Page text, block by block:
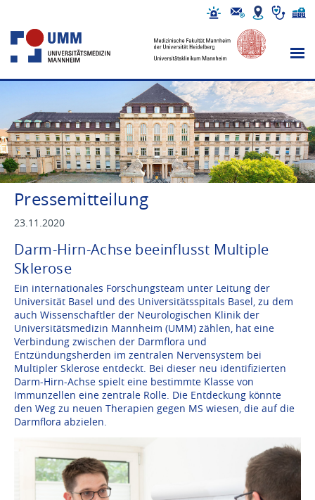
Pressemitteilung
23.11.2020
Darm-Hirn-Achse beeinflusst Multiple
Sklerose
Ein internationales Forschungsteam unter Leitung der
Universität Basel und des Universitätsspitals Basel, zu dem
auch Wissenschaftler der Neurologischen Klinik der
Universitätsmedizin Mannheim (UMM) zählen, hat eine
Verbindung zwischen der Darmflora und
Entzündungsherden im zentralen Nervensystem bei
Multipler Sklerose entdeckt. Bei dieser neu identifizierten
Darm-Hirn-Achse spielt eine bestimmte Klasse von
Immunzellen eine zentrale Rolle. Die Entdeckung könnte
den Weg zu neuen Therapien gegen MS wiesen, die auf die
Darmflora abzielen.